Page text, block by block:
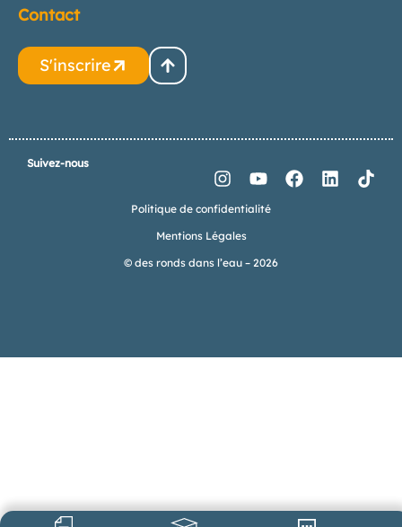
Contact
S'inscrire
Politique de confidentialité
Mentions Légales
© des ronds dans l’eau – 2026
Suivez-nous